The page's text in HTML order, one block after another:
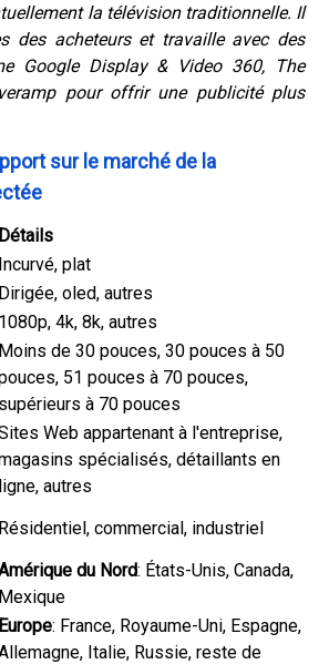
la télévision traditionnelle. Il
des acheteurs et travaille avec des
Google Display & Video 360, The
pour offrir une publicité plus
sur le marché de la
Détails
Incurvé, plat
Dirigée, oled, autres
1080p, 4k, 8k, autres
Moins de 30 pouces, 30 pouces à 50
51 pouces à 70 pouces,
supérieurs à 70 pouces
Web appartenant à l'entreprise,
spécialisés, détaillants en
ligne, autres
Résidentiel, commercial, industriel
du Nord: États-Unis, Canada,
Mexique
Europe: France, Royaume-Uni, Espagne,
Italie, Russie, reste de